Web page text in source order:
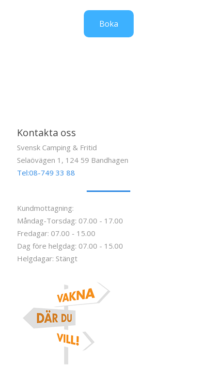
Kontakta oss
Svensk Camping & Fritid
Selaövägen 1, 124 59 Bandhagen
Tel:08-749 33 88
Kundmottagning:
Måndag-Torsdag: 07.00 - 17.00
Fredagar: 07.00 - 15.00
Dag före helgdag: 07.00 - 15.00
Helgdagar: Stängt
Boka